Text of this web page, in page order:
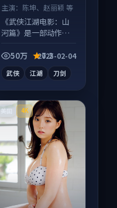
主演： 陈坤、赵丽颖 等
《武侠江湖电影：山
河篇》是一部动作向
长为内核，情感戏份
50万 7.2
2025-02-04
武侠 江湖 刀剑
美国 4K